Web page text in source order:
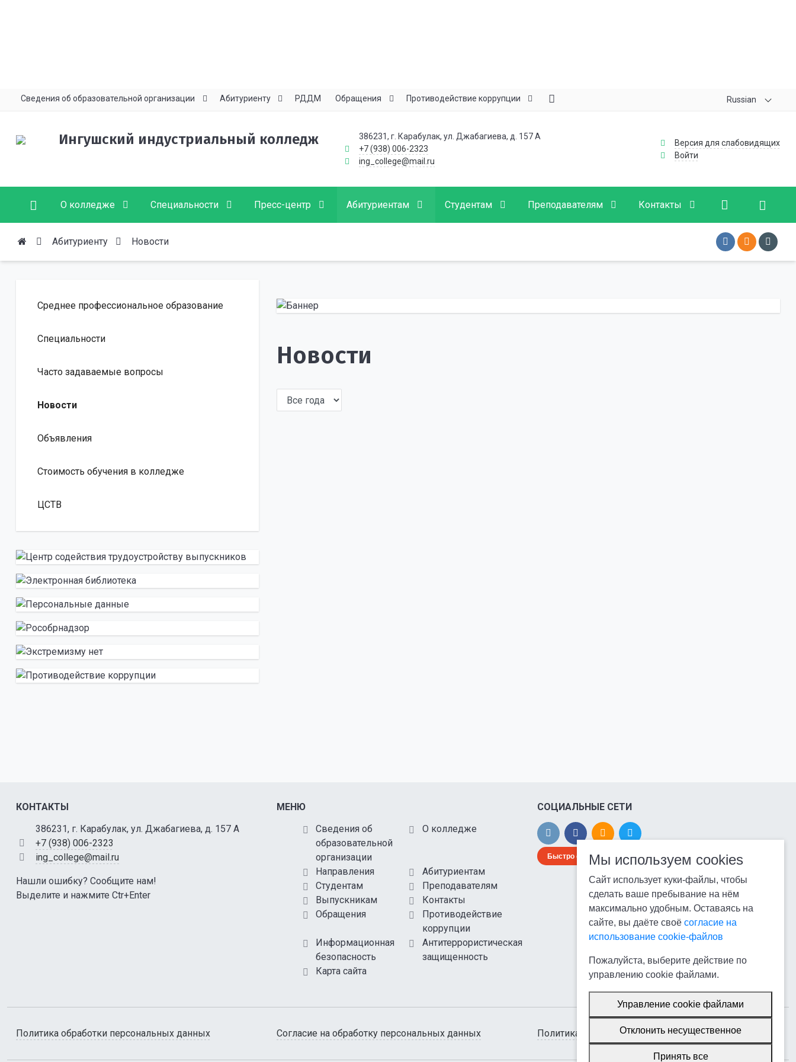
Сведения об образовательной организации Абитуриенту РДДМ Обращения Противодействие коррупции Russian
Ингушский индустриальный колледж
386231, г. Карабулак, ул. Джабагиева, д. 157 А
+7 (938) 006-2323
ing_college@mail.ru
Версия для слабовидящих
Войти
О колледже Специальности Пресс-центр Абитуриентам Студентам Преподавателям Контакты
Абитуриенту Новости
Среднее профессиональное образование
Специальности
Часто задаваемые вопросы
Новости
Объявления
Стоимость обучения в колледже
ЦСТВ
Новости
КОНТАКТЫ
386231, г. Карабулак, ул. Джабагиева, д. 157 А
+7 (938) 006-2323
ing_college@mail.ru
Нашли ошибку? Сообщите нам!
Выделите и нажмите Ctr+Enter
МЕНЮ
Сведения об
образовательной
организации
О колледже
Направления
Абитуриентам
Студентам
Преподавателям
Выпускникам
Контакты
Обращения
Противодействие
коррупции
Информационная
безопасность
Антитеррористическая
защищенность
Карта сайта
СОЦИАЛЬНЫЕ СЕТИ
Быстро с 1С-Битрикс
Политика обработки персональных данных Согласие на обработку персональных данных Политика использования cookie-файлов
Мы используем cookies
Сайт использует куки-файлы, чтобы
сделать ваше пребывание на нём
максимально удобным. Оставаясь на
сайте, вы даёте своё согласие на
использование cookie-файлов
Пожалуйста, выберите действие по
управлению cookie файлами.
Управление cookie файлами
Отклонить несущественное
Принять все